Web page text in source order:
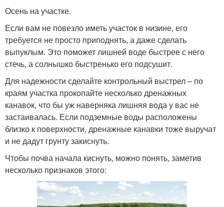
Осень на участке.
Если вам не повезло иметь участок в низине, его
требуется не просто приподнять, а даже сделать
выпуклым. Это поможет лишней воде быстрее с него
стечь, а солнышко быстренько его подсушит.
Для надежности сделайте контрольный выстрел – по
краям участка прокопайте несколько дренажных
канавок, что бы уж наверняка лишняя вода у вас не
застаивалась. Если подземные воды расположены
близко к поверхности, дренажные канавки тоже выручат
и не дадут грунту закиснуть.
Чтобы почва начала киснуть, можно понять, заметив
несколько признаков этого: